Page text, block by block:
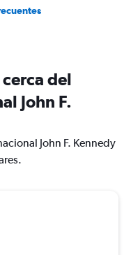
del
John F.
John F. Kennedy